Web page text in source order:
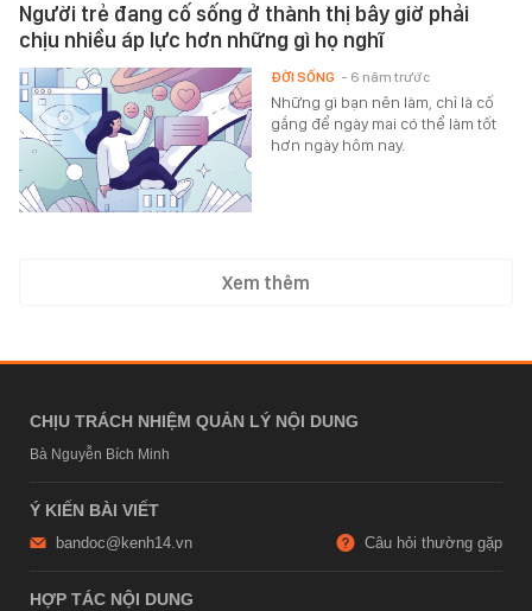
Người trẻ đang cố sống ở thành thị bây giờ phải
chịu nhiều áp lực hơn những gì họ nghĩ
Những gì bạn nên làm, chỉ là cố
gắng để ngày mai có thể làm tốt
hơn ngày hôm nay.
ĐỜI SỐNG - 6 năm trước
Xem thêm
CHỊU TRÁCH NHIỆM QUẢN LÝ NỘI DUNG
Bà Nguyễn Bích Minh
Ý KIẾN BÀI VIẾT
bandoc@kenh14.vn Câu hỏi thường gặp
HỢP TÁC NỘI DUNG